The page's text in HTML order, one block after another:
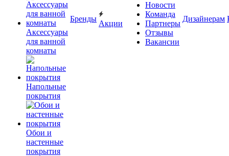
Аксессуары
для ванной
комнаты
Напольные
покрытия
Обои и
настенные
покрытия
Бренды
Акции
Новости
Команда
Партнеры
Отзывы
Вакансии
Дизайнерам